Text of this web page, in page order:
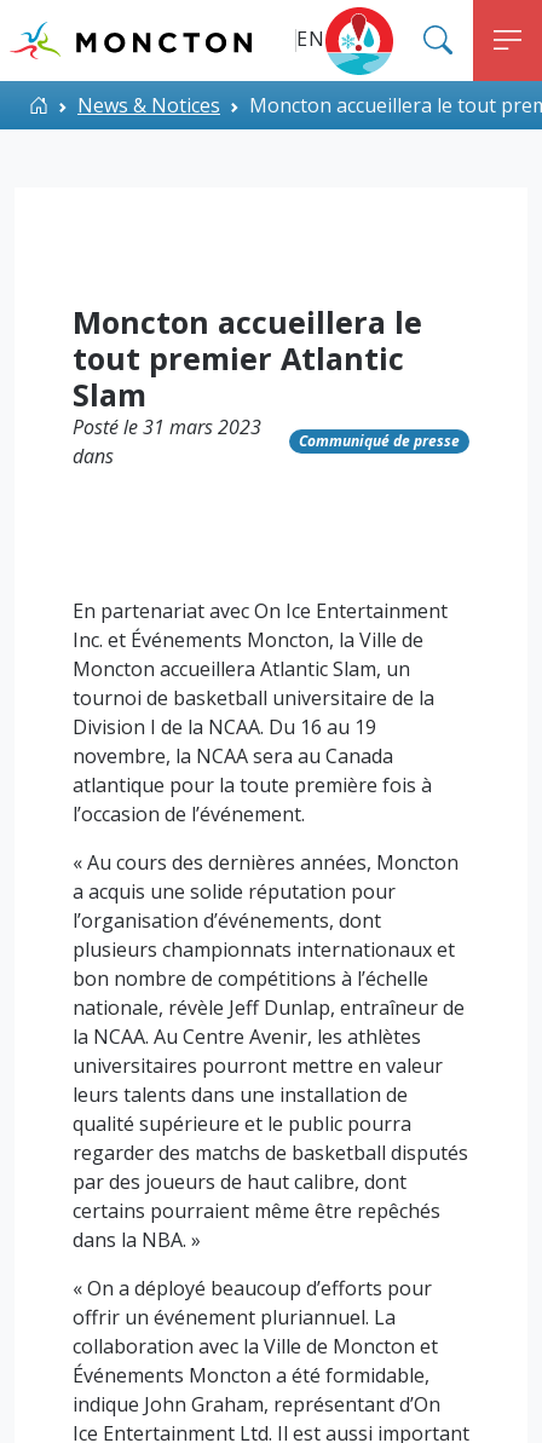
Top Menu
EN
ALERT MONCTON
Accueil
News & Notices Moncton accueillera le tout
Moncton accueillera le
tout premier Atlantic
Slam
Posté le 31 mars 2023
dans
Communiqué de presse
En partenariat avec On Ice Entertainment
Inc. et Événements Moncton, la Ville de
Moncton accueillera Atlantic Slam, un
tournoi de basketball universitaire de la
Division I de la NCAA. Du 16 au 19
novembre, la NCAA sera au Canada
atlantique pour la toute première fois à
l’occasion de l’événement.
« Au cours des dernières années, Moncton
a acquis une solide réputation pour
l’organisation d’événements, dont
plusieurs championnats internationaux et
bon nombre de compétitions à l’échelle
nationale, révèle Jeff Dunlap, entraîneur de
la NCAA. Au Centre Avenir, les athlètes
universitaires pourront mettre en valeur
leurs talents dans une installation de
qualité supérieure et le public pourra
regarder des matchs de basketball disputés
par des joueurs de haut calibre, dont
certains pourraient même être repêchés
dans la NBA. »
« On a déployé beaucoup d’efforts pour
offrir un événement pluriannuel. La
collaboration avec la Ville de Moncton et
Événements Moncton a été formidable,
indique John Graham, représentant d’On
Ice Entertainment Ltd. Il est aussi important